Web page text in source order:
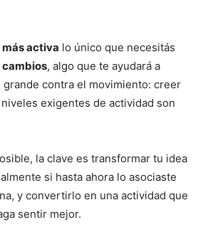
activa lo único que necesitás
cambios, algo que te ayudará a
contra el movimiento: creer
exigentes de actividad son
la clave es transformar tu idea
si hasta ahora lo asociaste
y convertirlo en una actividad que
sentir mejor.